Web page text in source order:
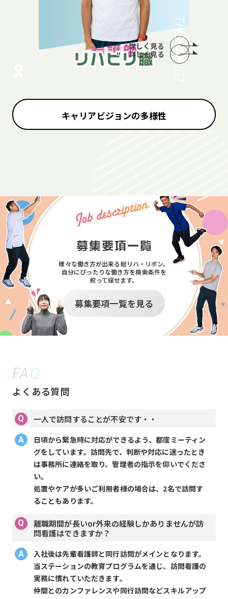
NURSE
詳しく見る THERAPIST
詳しく見る
キャリアビジョンの多様性
様々な働き方が出来る総リハ・リボン。
自分にぴったりな働き方を検索条件を
絞って探せます。
募集要項一覧を見る
FAQ
よくある質問
一人で訪問することが不安です・・
日頃から緊急時に対応ができるよう、都度ミーティン
グをしています。訪問先で、判断や対応に迷ったとき
は事務所に連絡を取り、管理者の指示を仰いでくださ
い。
処置やケアが多いご利用者様の場合は、2名で訪問す
ることもあります。
離職期間が長いor外来の経験しかありませんが訪
問看護はできますか？
入社後は先輩看護師と同行訪問がメインとなります。
当ステーションの教育プログラムを通じ、訪問看護の
実務に慣れていただきます。
仲間とのカンファレンスや同行訪問などスキルアップ